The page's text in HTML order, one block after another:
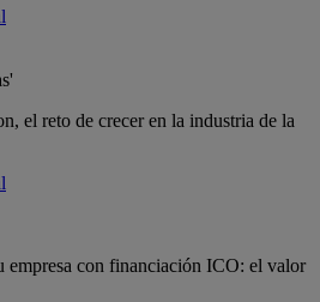
el reto de crecer en la industria de la
empresa con financiación ICO: el valor